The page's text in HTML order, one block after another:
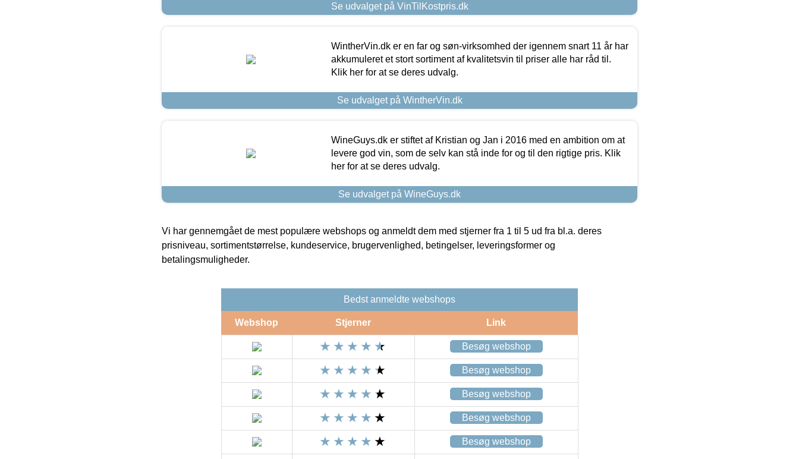
Se udvalget på VinTilKostpris.dk
WintherVin.dk er en far og søn-virksomhed der igennem snart 11 år har
akkumuleret et stort sortiment af kvalitetsvin til priser alle har råd til.
Klik her for at se deres udvalg.
Se udvalget på WintherVin.dk
WineGuys.dk er stiftet af Kristian og Jan i 2016 med en ambition om at
levere god vin, som de selv kan stå inde for og til den rigtige pris. Klik
her for at se deres udvalg.
Se udvalget på WineGuys.dk
Vi har gennemgået de mest populære webshops og anmeldt dem med stjerner fra 1 til 5 ud fra bl.a. deres
prisniveau, sortimentstørrelse, kundeservice, brugervenlighed, betingelser, leveringsformer og
betalingsmuligheder.
Bedst anmeldte webshops
Webshop Stjerner Link
Besøg webshop
Besøg webshop
Besøg webshop
Besøg webshop
Besøg webshop